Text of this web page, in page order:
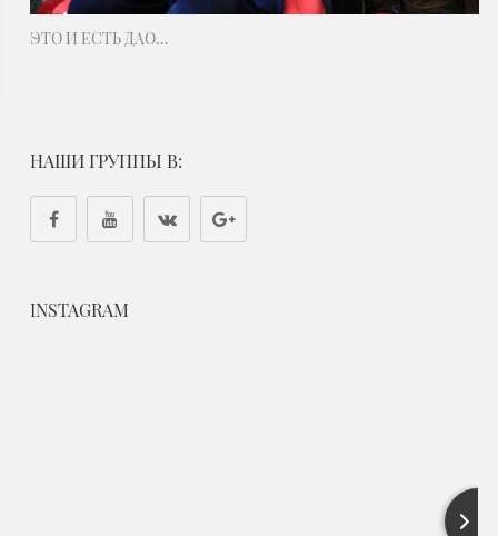
ЭТО И ЕСТЬ ДАО…
НАШИ ГРУППЫ В:
INSTAGRAM